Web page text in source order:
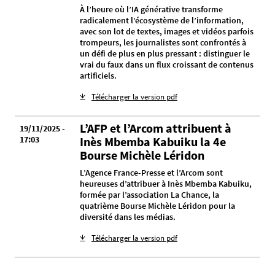
À l’heure où l’IA générative transforme
radicalement l’écosystème de l’information,
avec son lot de textes, images et vidéos parfois
trompeurs, les journalistes sont confrontés à
un défi de plus en plus pressant : distinguer le
vrai du faux dans un flux croissant de contenus
artificiels.
Télécharger la version pdf
19/11/2025 -
17:03
L’AFP et l’Arcom attribuent à
Inès Mbemba Kabuiku la 4e
Bourse Michèle Léridon
L’Agence France-Presse et l’Arcom sont
heureuses d’attribuer à Inès Mbemba Kabuiku,
formée par l’association La Chance, la
quatrième Bourse Michèle Léridon pour la
diversité dans les médias.
Télécharger la version pdf